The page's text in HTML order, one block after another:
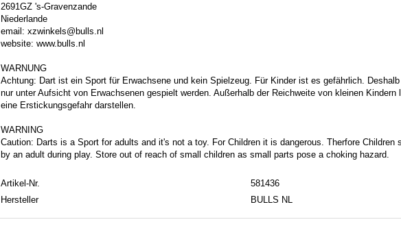
2691GZ 's-Gravenzande
Niederlande
email: xzwinkels@bulls.nl
website: www.bulls.nl
WARNUNG
Achtung: Dart ist ein Sport für Erwachsene und kein Spielzeug. Für Kinder ist es gefährlich.
nur unter Aufsicht von Erwachsenen gespielt werden. Außerhalb der Reichweite von kleinen Kindern
eine Erstickungsgefahr darstellen.
WARNING
Caution: Darts is a Sport for adults and it's not a toy. For Children it is dangerous. Therfore Children
by an adult during play. Store out of reach of small children as small parts pose a choking hazard.
Artikel-Nr.
581436
Hersteller
BULLS NL